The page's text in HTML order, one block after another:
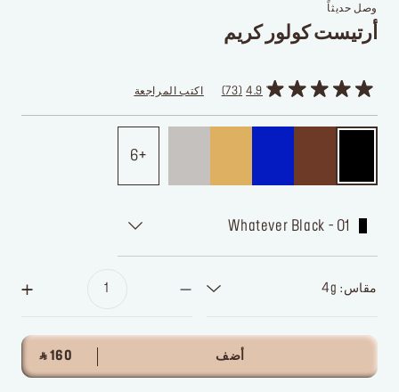
وصل حديثاً
أرتيست كولور كريم
4.9
73 اكتب المراجعة
6
01 - Whatever Black
مقاس: 4g
أضف ‎ ⃁ 160 ‎